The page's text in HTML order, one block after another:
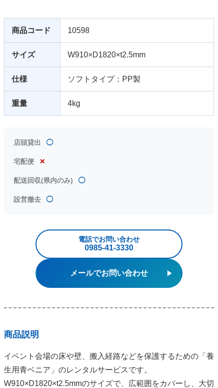
商品コード 10598
サイズ W910×D1820×t2.5mm
仕様 ソフトタイプ：PP製
重量 4kg
店頭貸出 ◯
宅配便 ✕
配送回収(県内のみ) ◯
設営撤去 ◯
電話でお問い合わせ
0985‐41‐3330
メールでお問い合わせ
商品説明
イベント会場の床や壁、搬入経路などを保護するための「養
生用青ベニア」のレンタルサービスです。
W910×D1820×t2.5mmのサイズで、広範囲をカバーし、大切